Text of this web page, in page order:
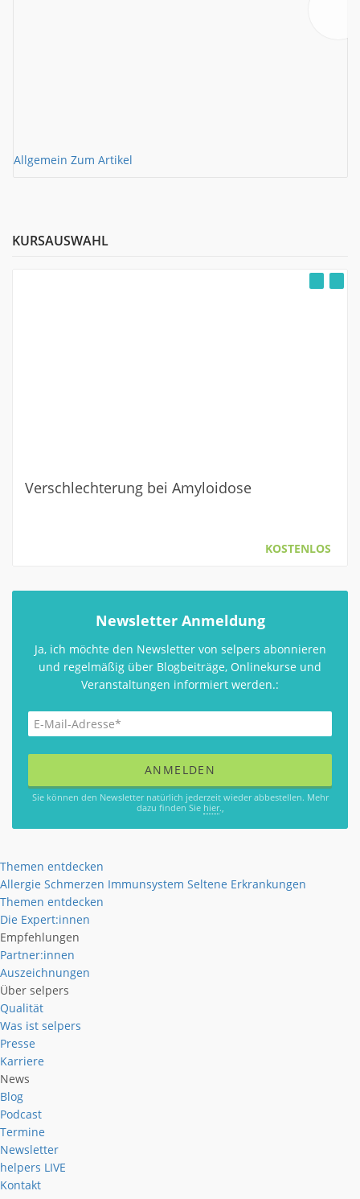
Allgemein Zum Artikel
KURSAUSWAHL
Verschlechterung bei Amyloidose
KOSTENLOS
Newsletter Anmeldung
Ja, ich möchte den Newsletter von selpers abonnieren
und regelmäßig über Blogbeiträge, Onlinekurse und
Veranstaltungen informiert werden.:
Sie können den Newsletter natürlich jederzeit wieder abbestellen. Mehr
dazu finden Sie hier.,
Themen entdecken
Allergie Schmerzen Immunsystem Seltene Erkrankungen
Themen entdecken
Die Expert:innen
Empfehlungen
Partner:innen
Auszeichnungen
Über selpers
Qualität
Was ist selpers
Presse
Karriere
News
Blog
Podcast
Termine
Newsletter
helpers LIVE
Kontakt